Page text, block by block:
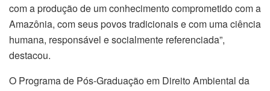
com a produção de um conhecimento comprometido com a
Amazônia, com seus povos tradicionais e com uma ciência
humana, responsável e socialmente referenciada”,
destacou.
O Programa de Pós-Graduação em Direito Ambiental da